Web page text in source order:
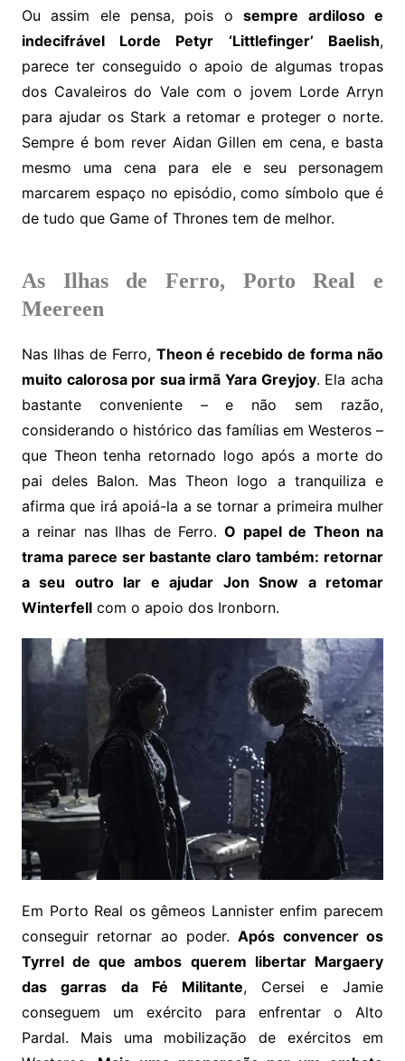
Ou assim ele pensa, pois osempre ardiloso e
indecifrável Lorde Petyr ‘Littlefinger’ Baelish,
parece ter conseguido o apoio de algumas tropas
dos Cavaleiros do Vale com o jovem Lorde Arryn
para ajudar os Stark a retomar e proteger o norte.
Sempre é bom rever Aidan Gillen em cena, e basta
mesmo uma cena para ele e seu personagem
marcarem espaço no episódio, como símbolo que é
de tudo que Game of Thrones tem de melhor.
As Ilhas de Ferro, Porto Real e
Meereen
Nas Ilhas de Ferro, Theon é recebido de forma não
muito calorosa por sua irmã Yara Greyjoy. Ela acha
bastante conveniente – e não sem razão,
considerando o histórico das famílias em Westeros –
que Theon tenha retornado logo após a morte do
pai deles Balon. Mas Theon logo a tranquiliza e
afirma que irá apoiá-la a se tornar a primeira mulher
a reinar nas Ilhas de Ferro.O papel de Theon na
trama parece ser bastante claro também: retornar
a seu outro lar e ajudar Jon Snow a retomar
Winterfellcom o apoio dos Ironborn.
Em Porto Real os gêmeos Lannister enfim parecem
conseguir retornar ao poder.Após convencer os
Tyrrel de que ambos querem libertar Margaery
das garras da Fé Militante, Cersei e Jamie
conseguem um exército para enfrentar o Alto
Pardal. Mais uma mobilização de exércitos em